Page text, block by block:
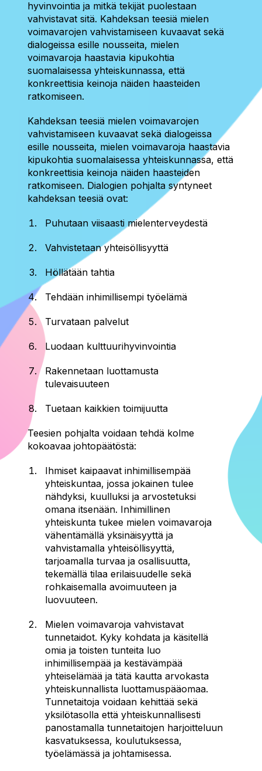
hyvinvointia ja mitkä tekijät puolestaan
vahvistavat sitä. Kahdeksan teesiä mielen
voimavarojen vahvistamiseen kuvaavat sekä
dialogeissa esille nousseita, mielen
voimavaroja haastavia kipukohtia
suomalaisessa yhteiskunnassa, että
konkreettisia keinoja näiden haasteiden
ratkomiseen.
Kahdeksan teesiä mielen voimavarojen
vahvistamiseen kuvaavat sekä dialogeissa
esille nousseita, mielen voimavaroja haastavia
kipukohtia suomalaisessa yhteiskunnassa, että
konkreettisia keinoja näiden haasteiden
ratkomiseen. Dialogien pohjalta syntyneet
kahdeksan teesiä ovat:
Puhutaan viisaasti mielenterveydestä
Vahvistetaan yhteisöllisyyttä
Höllätään tahtia
Tehdään inhimillisempi työelämä
Turvataan palvelut
Luodaan kulttuurihyvinvointia
Rakennetaan luottamusta
tulevaisuuteen
Tuetaan kaikkien toimijuutta
Teesien pohjalta voidaan tehdä kolme
kokoavaa johtopäätöstä:
Ihmiset kaipaavat inhimillisempää
yhteiskuntaa, jossa jokainen tulee
nähdyksi, kuulluksi ja arvostetuksi
omana itsenään. Inhimillinen
yhteiskunta tukee mielen voimavaroja
vähentämällä yksinäisyyttä ja
vahvistamalla yhteisöllisyyttä,
tarjoamalla turvaa ja osallisuutta,
tekemällä tilaa erilaisuudelle sekä
rohkaisemalla avoimuuteen ja
luovuuteen.
Mielen voimavaroja vahvistavat
tunnetaidot. Kyky kohdata ja käsitellä
omia ja toisten tunteita luo
inhimillisempää ja kestävämpää
yhteiselämää ja tätä kautta arvokasta
yhteiskunnallista luottamuspääomaa.
Tunnetaitoja voidaan kehittää sekä
yksilötasolla että yhteiskunnallisesti
panostamalla tunnetaitojen harjoitteluun
kasvatuksessa, koulutuksessa,
työelämässä ja johtamisessa.